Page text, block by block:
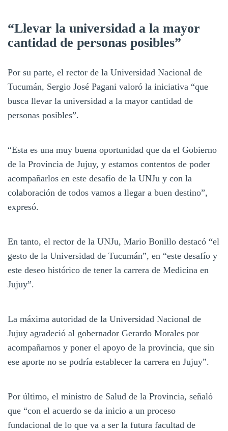
“Llevar la universidad a la mayor
cantidad de personas posibles”
Por su parte, el rector de la Universidad Nacional de
Tucumán, Sergio José Pagani valoró la iniciativa “que
busca llevar la universidad a la mayor cantidad de
personas posibles”.
“Esta es una muy buena oportunidad que da el Gobierno
de la Provincia de Jujuy, y estamos contentos de poder
acompañarlos en este desafío de la UNJu y con la
colaboración de todos vamos a llegar a buen destino”,
expresó.
En tanto, el rector de la UNJu, Mario Bonillo destacó “el
gesto de la Universidad de Tucumán”, en “este desafío y
este deseo histórico de tener la carrera de Medicina en
Jujuy”.
La máxima autoridad de la Universidad Nacional de
Jujuy agradeció al gobernador Gerardo Morales por
acompañarnos y poner el apoyo de la provincia, que sin
ese aporte no se podría establecer la carrera en Jujuy”.
Por último, el ministro de Salud de la Provincia, señaló
que “con el acuerdo se da inicio a un proceso
fundacional de lo que va a ser la futura facultad de